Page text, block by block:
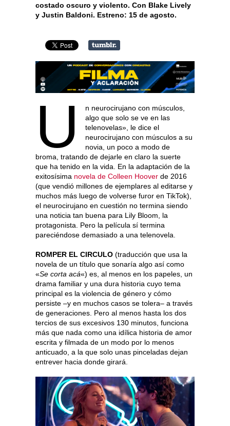
costado oscuro y violento. Con Blake Lively
y Justin Baldoni. Estreno: 15 de agosto.
U
n neurocirujano con músculos,
algo que solo se ve en las
telenovelas», le dice el
neurocirujano con músculos a su
novia, un poco a modo de
broma, tratando de dejarle en claro la suerte
que ha tenido en la vida. En la adaptación de la
exitosísima novela de Colleen Hoover de 2016
(que vendió millones de ejemplares al editarse y
muchos más luego de volverse furor en TikTok),
el neurocirujano en cuestión no termina siendo
una noticia tan buena para Lily Bloom, la
protagonista. Pero la película sí termina
pareciéndose demasiado a una telenovela.
ROMPER EL CIRCULO (traducción que usa la
novela de un título que sonaría algo así como
«Se corta acá«) es, al menos en los papeles, un
drama familiar y una dura historia cuyo tema
principal es la violencia de género y cómo
persiste –y en muchos casos se tolera– a través
de generaciones. Pero al menos hasta los dos
tercios de sus excesivos 130 minutos, funciona
más que nada como una idílica historia de amor
escrita y filmada de un modo por lo menos
anticuado, a la que solo unas pinceladas dejan
entrever hacia donde girará.